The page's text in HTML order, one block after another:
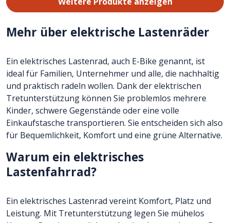
Mehr über elektrische Lastenräder
Ein elektrisches Lastenrad, auch E-Bike genannt, ist
ideal für Familien, Unternehmer und alle, die nachhaltig
und praktisch radeln wollen. Dank der elektrischen
Tretunterstützung können Sie problemlos mehrere
Kinder, schwere Gegenstände oder eine volle
Einkaufstasche transportieren. Sie entscheiden sich also
für Bequemlichkeit, Komfort und eine grüne Alternative.
Warum ein elektrisches
Lastenfahrrad?
Ein elektrisches Lastenrad vereint Komfort, Platz und
Leistung. Mit Tretunterstützung legen Sie mühelos